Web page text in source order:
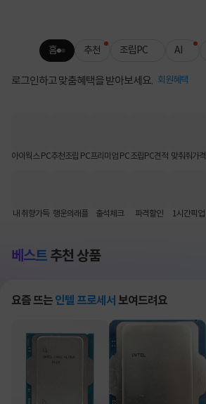
홈 추천 조립PC AI
로그인하고 맞춤혜택을 받아보세요. 회원혜택
아이웍스 PC추천조립 PC프리미엄 PC조립PC견적 맞춰줘가격
내 취향가득 행운의래플 출석체크 파격할인 1시간픽업
베스트 추천 상품
요즘 뜨는 인텔 프로세서 보여드려요